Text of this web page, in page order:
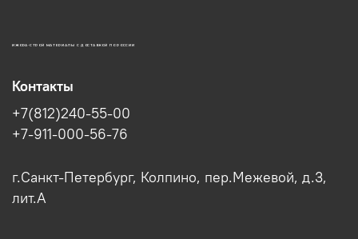
ИЖОРА-СТРОЙ МАТЕРИАЛЫ С ДОСТАВКОЙ ПО РОССИИ
Контакты
+7(812)240-55-00
+7-911-000-56-76
г.Санкт-Петербург, Колпино, пер.Межевой, д.3,
лит.А